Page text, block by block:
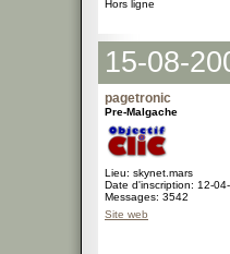
Hors ligne
15-08-
pagetronic
Pre-Malgache
Lieu: skynet.mars
Date d'inscription: 12-
Messages: 3542
Site web